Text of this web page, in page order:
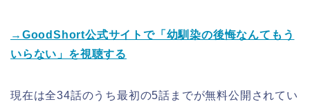
→GoodShort公式サイトで「幼馴染の後悔なんてもう
いらない」を視聴する
現在は全34話のうち最初の5話までが無料公開されてい